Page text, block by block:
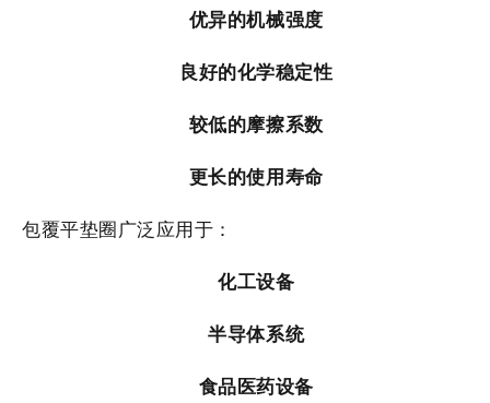
优异的机械强度
良好的化学稳定性
较低的摩擦系数
更长的使用寿命
包覆平垫圈广泛应用于：
化工设备
半导体系统
食品医药设备